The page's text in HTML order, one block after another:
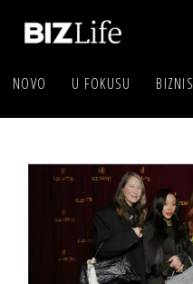
NOVO U FOKUSU BIZNIS